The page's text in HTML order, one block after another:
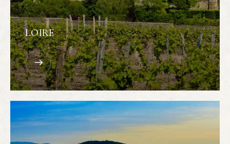
LOIRE